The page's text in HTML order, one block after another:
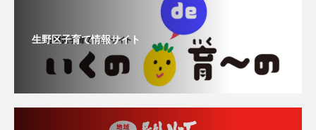
生野区子育て情報サイト